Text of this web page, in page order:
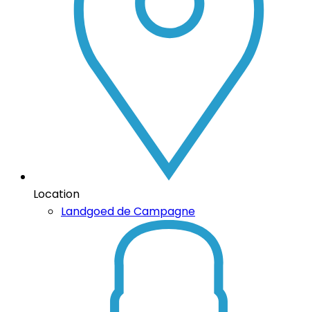
Location
Landgoed de Campagne